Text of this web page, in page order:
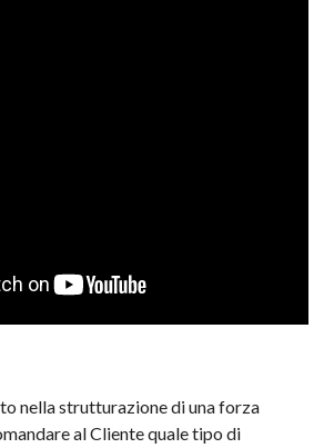
nella strutturazione di una forza
al Cliente quale tipo di